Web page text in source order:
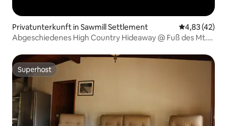
Privatunterkunft in Sawmill Settlement
4,83 (42)
Abgeschiedenes High Country Hideaway @ Fuß des Mt.
Superhost
Superhost